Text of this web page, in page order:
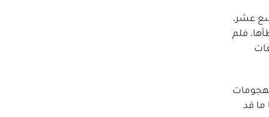
عشر،
فلم
ما قد